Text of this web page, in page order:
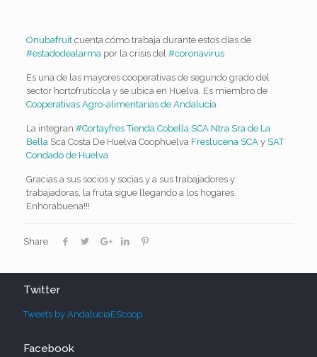
Onubafruitcuenta cómo trabaja durante estos días de
#estadodealarma por la crisis del #coronavirus
Es una de las mayores cooperativas de segundo grado del
sector hortofrutícola y se ubica en Huelva. Es miembro de
Cooperativas Agro-alimentarias de Andalucía
La integran #Cortayfres Tienda Cobella SCA Ntra Sra de La
Bella Sca Costa De Huelva Coophuelva Freslucena SCA y SAT
Condado de Huelva
Gracias a sus socios y socias y a sus trabajadores y
trabajadoras, la fruta sigue llegando a los hogares.
Enhorabuena!!!
Share
Twitter
Tweets by AndaluciaEScoop
Facebook